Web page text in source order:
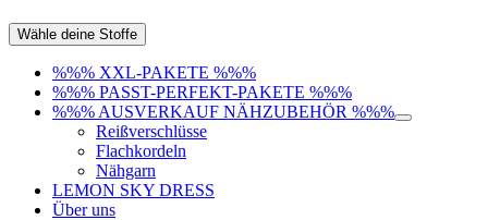
Wähle deine Stoffe
%%% XXL-PAKETE %%%
%%% PASST-PERFEKT-PAKETE %%%
%%% AUSVERKAUF NÄHZUBEHÖR %%%
Reißverschlüsse
Flachkordeln
Nähgarn
LEMON SKY DRESS
Über uns